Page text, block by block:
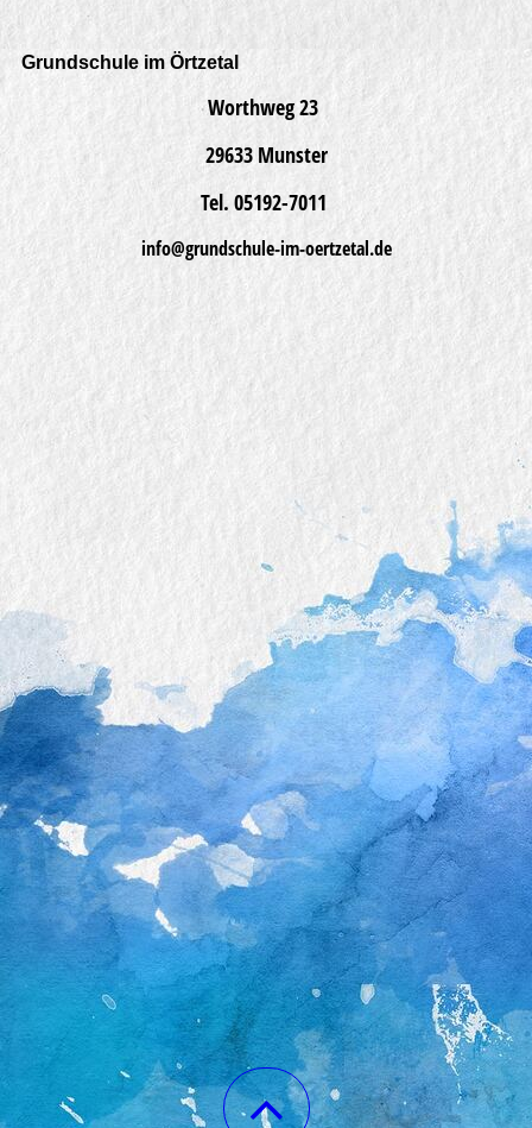
Grundschule im Örtzetal
Worthweg 23
29633 Munster
Tel. 05192-7011
info@grundschule-im-oertzetal.de